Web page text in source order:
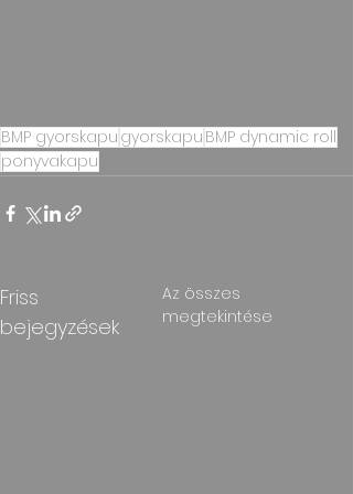
BMP gyorskapu gyorskapu BMP dynamic roll
ponyvakapu
Friss
bejegyzések
Az összes
megtekintése